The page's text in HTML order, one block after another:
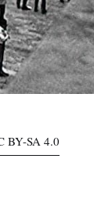
BY-SA 4.0